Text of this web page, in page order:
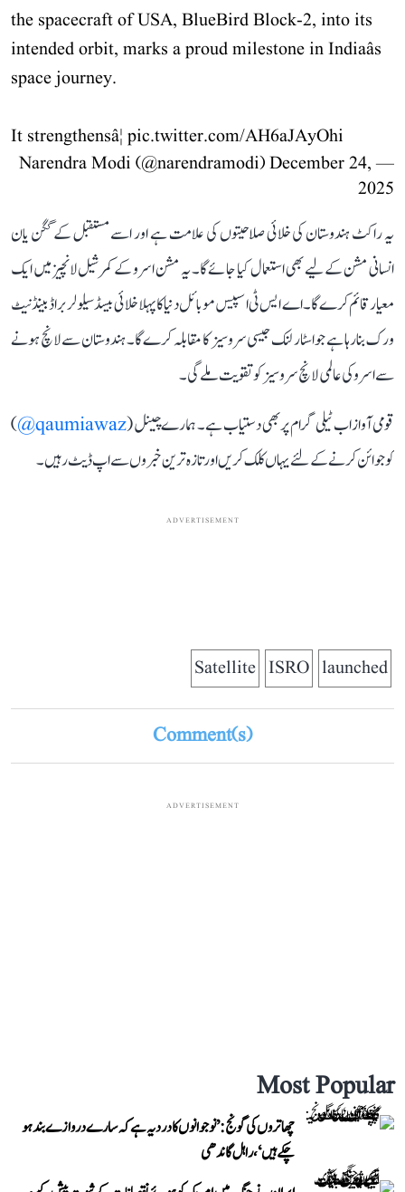
the spacecraft of USA, BlueBird Block-2, into its
intended orbit, marks a proud milestone in Indiaâs
space journey.
It strengthensâ¦ pic.twitter.com/AH6aJAyOhi
— Narendra Modi (@narendramodi)
December 24,
2025
یہ راکٹ ہندوستان کی خلائی صلاحیتوں کی علامت ہے اور اسے مستقبل کے گگن یان
انسانی مشن کے لیے بھی استعمال کیا جائے گا۔ یہ مشن اسرو کے کمرشیل لانچیز میں ایک
معیار قائم کرے گا۔ اے ایس ٹی اسپیس موبائل دنیا کا پہلا خلائی بیسڈ سیلولر براڈ بینڈ نیٹ
ورک بنا رہا ہے جو اسٹار لنک جیسی سروسیز کا مقابلہ کرے گا۔ ہندوستان سے لانچ ہونے
سے اسرو کی عالمی لانچ سروسیز کو تقویت ملے گی۔
قومی آواز اب ٹیلی گرام پر بھی دستیاب ہے۔ ہمارے چینل (qaumiawaz@
)
کو جوائن کرنے کے لئے یہاں کلک کریں اور تازہ ترین خبروں سے اپ ڈیٹ رہیں۔
ADVERTISEMENT
launched
ISRO
Satellite
Comment(s)
ADVERTISEMENT
Most Popular
چھاتروں کی گونج: ’نوجوانوں کا درد یہ ہے کہ سارے دروازے بند ہو
چکے ہیں‘، راہل گاندھی